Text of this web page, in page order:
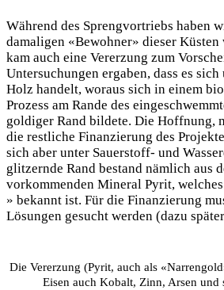
Während des Sprengvortriebs haben
damaligen «Bewohner» dieser Küsten
kam auch eine Vererzung zum
Untersuchungen ergaben, dass es
Holz handelt, woraus sich in einem
Prozess am Rande des
goldiger Rand bildete. Die Hoffnung,
die restliche Finanzierung des
sich aber unter Sauerstoff- und
glitzernde Rand bestand nämlich aus
vorkommenden Mineral Pyrit,
» bekannt ist. Für die Finanzierung
Lösungen gesucht werden (dazu
Die Vererzung (Pyrit, auch als
Eisen auch Kobalt, Zinn, Arsen und